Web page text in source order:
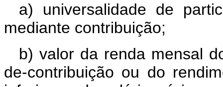
a) universalidade de
mediante contribuição;
b) valor da renda mensal
de-contribuição ou do